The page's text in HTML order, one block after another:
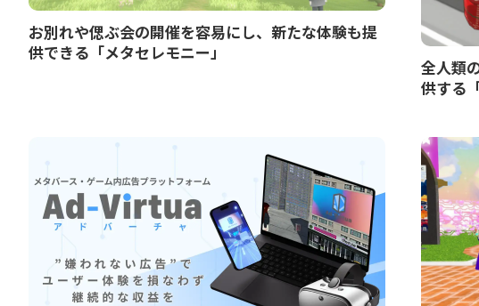
お別れや偲ぶ会の開催を容易にし、新たな体験も提
供できる「メタセレモニー」
全人類
供する